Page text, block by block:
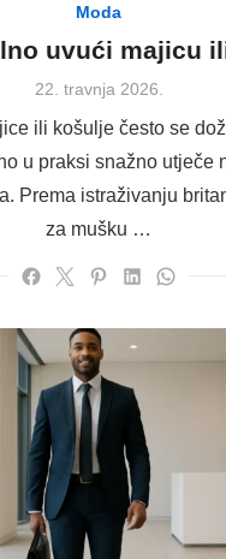
Moda
uvući majicu
Posted
22. travnja 2026.
ili košulje često se
u praksi snažno utječe
Prema istraživanju
za mušku …